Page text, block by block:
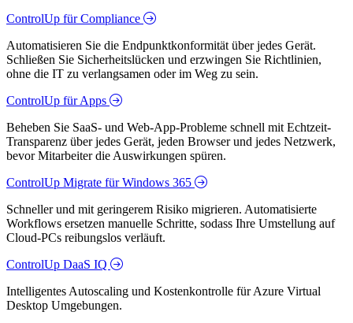
ControlUp für Compliance
Automatisieren Sie die Endpunktkonformität über jedes Gerät.
Schließen Sie Sicherheitslücken und erzwingen Sie Richtlinien,
ohne die IT zu verlangsamen oder im Weg zu sein.
ControlUp für Apps
Beheben Sie SaaS- und Web-App-Probleme schnell mit Echtzeit-
Transparenz über jedes Gerät, jeden Browser und jedes Netzwerk,
bevor Mitarbeiter die Auswirkungen spüren.
ControlUp Migrate für Windows 365
Schneller und mit geringerem Risiko migrieren. Automatisierte
Workflows ersetzen manuelle Schritte, sodass Ihre Umstellung auf
Cloud-PCs reibungslos verläuft.
ControlUp DaaS IQ
Intelligentes Autoscaling und Kostenkontrolle für Azure Virtual
Desktop Umgebungen.